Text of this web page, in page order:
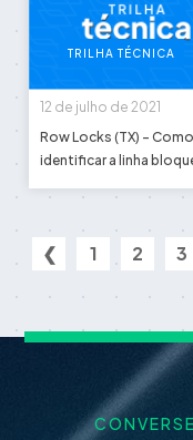
TRILHA TÉCNICA
12 de julho de 2021
Row Locks (TX) - Como
identificar a linha
❮ 1 2 3